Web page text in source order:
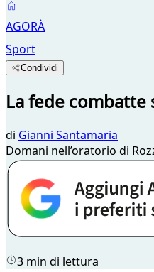
AGORÀ
Sport
Condividi
La fede
di Gianni Santamaria
Domani nell’oratorio di
3 min di lettura